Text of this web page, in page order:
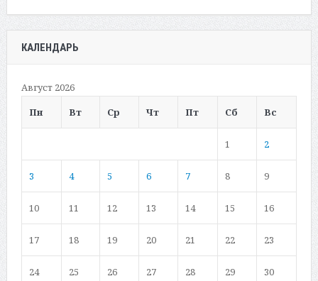
КАЛЕНДАРЬ
Август 2026
Пн
Вт Ср Чт Пт Сб Вс
1 2
3 4 5 6 7 8 9
10 11 12 13 14 15 16
17 18 19 20 21 22 23
24 25 26 27 28 29 30